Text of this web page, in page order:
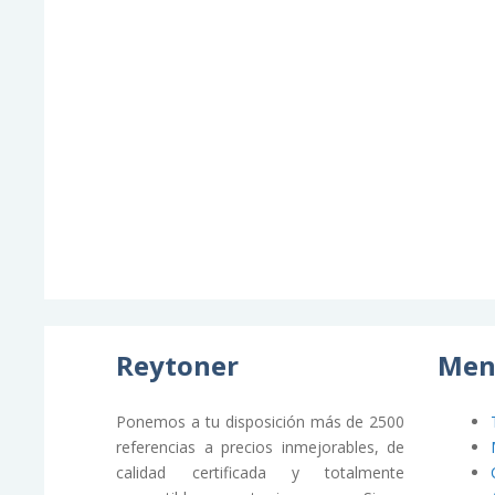
Reytoner
Ponemos a tu disposición más de 2500
referencias a precios inmejorables, de
calidad certificada y totalmente